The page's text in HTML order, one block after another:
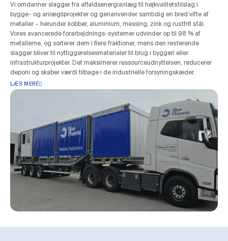
Vi omdanner slagger fra affaldsenergianlæg til højkvalitetstilslag i
bygge- og anlægsprojekter og genanvender samtidig en bred vifte af
metaller – herunder kobber, aluminium, messing, zink og rustfrit stål.
Vores avancerede forarbejdnings-systemer udvinder op til 98 % af
metallerne, og sorterer dem i flere fraktioner, mens den resterende
slagger bliver til nyttiggørelsesmaterialer til brug i byggeri eller
infrastrukturprojekter. Det maksimerer ressourceudnyttelsen, reducerer
deponi og skaber værdi tilbage i de industrielle forsyningskæder.
LÆS MERE